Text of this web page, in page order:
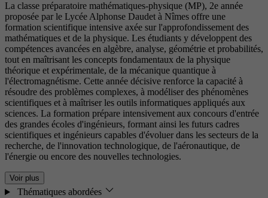
La classe préparatoire mathématiques-physique (MP), 2e année
proposée par le Lycée Alphonse Daudet à Nîmes offre une
formation scientifique intensive axée sur l'approfondissement des
mathématiques et de la physique. Les étudiants y développent des
compétences avancées en algèbre, analyse, géométrie et probabilités,
tout en maîtrisant les concepts fondamentaux de la physique
théorique et expérimentale, de la mécanique quantique à
l'électromagnétisme. Cette année décisive renforce la capacité à
résoudre des problèmes complexes, à modéliser des phénomènes
scientifiques et à maîtriser les outils informatiques appliqués aux
sciences. La formation prépare intensivement aux concours d'entrée
des grandes écoles d'ingénieurs, formant ainsi les futurs cadres
scientifiques et ingénieurs capables d'évoluer dans les secteurs de la
recherche, de l'innovation technologique, de l'aéronautique, de
l'énergie ou encore des nouvelles technologies.
Voir plus
Thématiques abordées